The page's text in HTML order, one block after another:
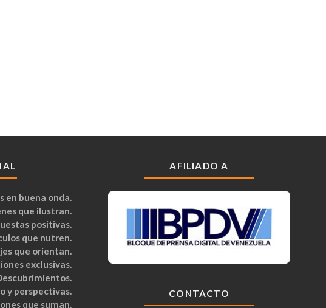
en buena onda.
que ilustran.
positivas.
que nutren.
que orientan.
exclusivas.
y perspectivas.
que suman.
AFILIADO A
CONTACTO